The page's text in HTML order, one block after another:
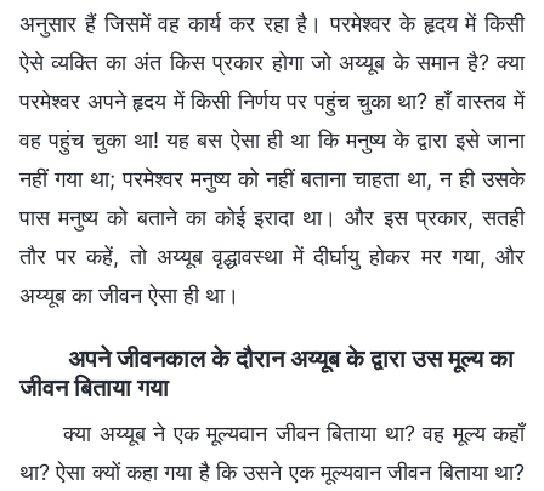
अनुसार हैं जिसमें वह कार्य कर रहा है। परमेश्वर के हृदय में किसी
ऐसे व्यक्ति का अंत किस प्रकार होगा जो अय्यूब के समान है? क्या
परमेश्वर अपने हृदय में किसी निर्णय पर पहुंच चुका था? हाँ वास्तव में
वह पहुंच चुका था! यह बस ऐसा ही था कि मनुष्य के द्वारा इसे जाना
नहीं गया था; परमेश्वर मनुष्य को नहीं बताना चाहता था, न ही उसके
पास मनुष्य को बताने का कोई इरादा था। और इस प्रकार, सतही
तौर पर कहें, तो अय्यूब वृद्धावस्था में दीर्घायु होकर मर गया, और
अय्यूब का जीवन ऐसा ही था।
अपने जीवनकाल के दौरान अय्यूब के द्वारा उस मूल्य का
जीवन बिताया गया
क्या अय्यूब ने एक मूल्यवान जीवन बिताया था? वह मूल्य कहाँ
था? ऐसा क्यों कहा गया है कि उसने एक मूल्यवान जीवन बिताया था?